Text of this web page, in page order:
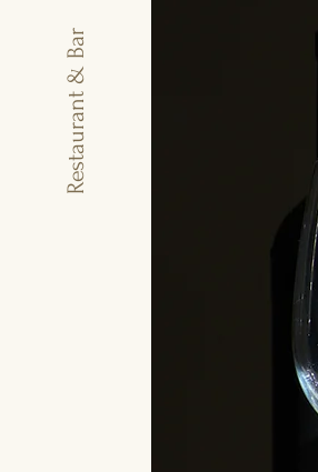
Restaurant & Bar